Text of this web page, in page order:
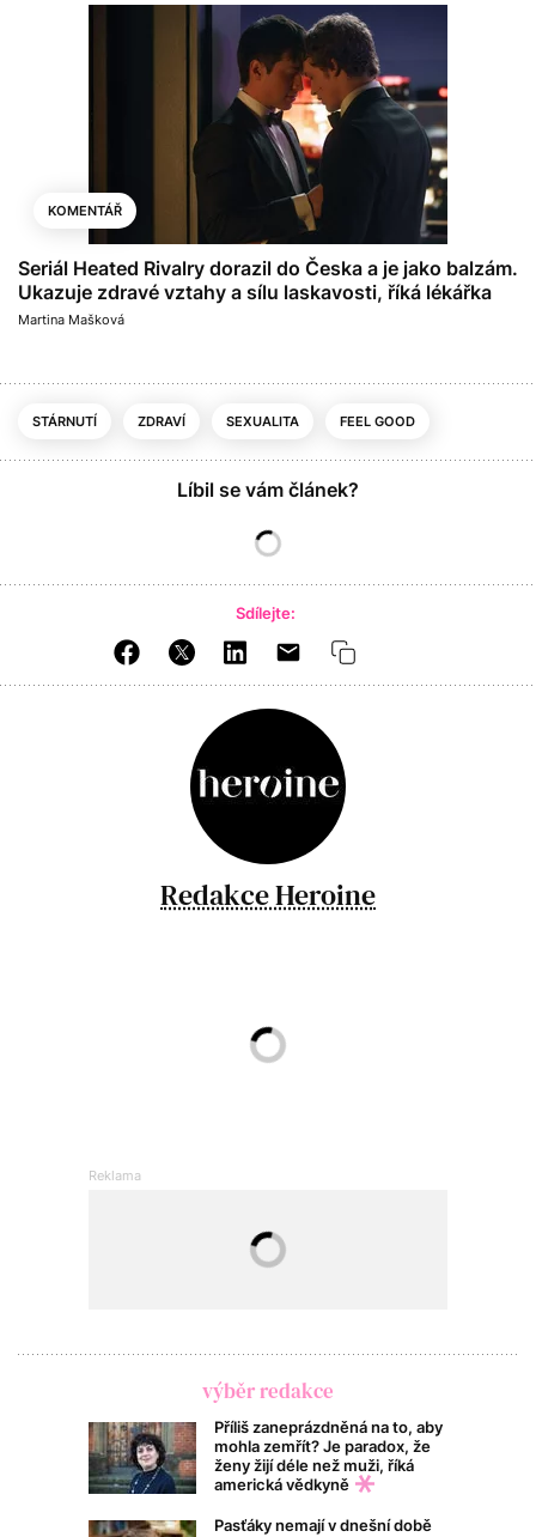
KOMENTÁŘ
Seriál Heated Rivalry dorazil do Česka a je jako balzám.
Ukazuje zdravé vztahy a sílu laskavosti, říká lékářka
Martina Mašková
STÁRNUTÍ ZDRAVÍ SEXUALITA FEEL GOOD
Líbil se vám článek?
Sdílejte:
Redakce Heroine
výběr redakce
Příliš zaneprázdněná na to, aby
mohla zemřít? Je paradox, že
ženy žijí déle než muži, říká
americká vědkyně
Pasťáky nemají v dnešní době